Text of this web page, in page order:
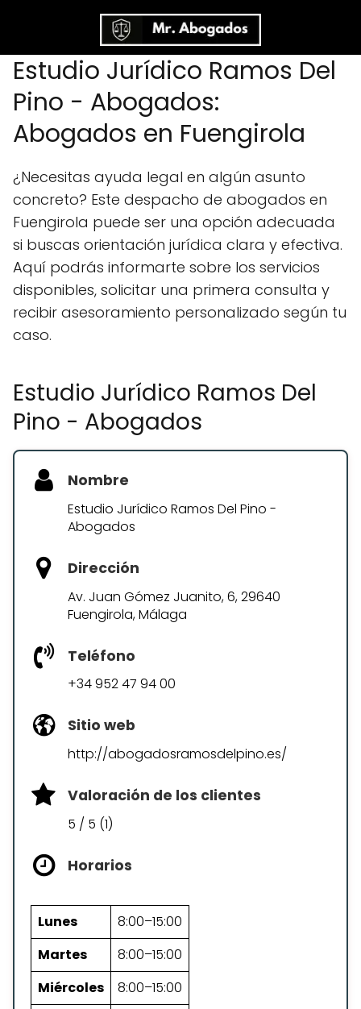
Estudio Jurídico Ramos Del
Pino - Abogados:
Abogados en Fuengirola
¿Necesitas ayuda legal en algún asunto
concreto? Este despacho de abogados en
Fuengirola puede ser una opción adecuada
si buscas orientación jurídica clara y efectiva.
Aquí podrás informarte sobre los servicios
disponibles, solicitar una primera consulta y
recibir asesoramiento personalizado según tu
caso.
Estudio Jurídico Ramos Del
Pino - Abogados
Nombre
Estudio Jurídico Ramos Del Pino -
Abogados
Dirección
Av. Juan Gómez Juanito, 6, 29640
Fuengirola, Málaga
Teléfono
+34 952 47 94 00
Sitio web
http://abogadosramosdelpino.es/
Valoración de los clientes
5 / 5 (1)
Horarios
Lunes
8:00–15:00
Martes
8:00–15:00
Miércoles
8:00–15:00